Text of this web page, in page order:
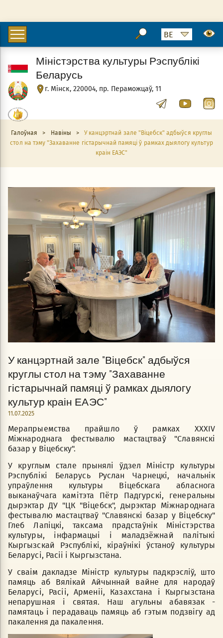
г. Мінск, 220004, пр. Пераможцаў, 11
Міністэрства культуры Рэспублікі
Беларусь
Галоўная > Навіны >
У канцэртнай зале "Віцебск" адбыўся круглы
стол на тэму "Захаванне гістарычнай памяці ў рамках дыялогу культур
краін ЕАЭС"
У канцэртнай зале "Віцебск" адбыўся
круглы стол на тэму "Захаванне
гістарычнай памяці ў рамках дыялогу
культур краін ЕАЭС"
11.07.2025
Мерапрыемства прайшло ў рамках XXXIV
Міжнароднага фестывалю мастацтваў "Славянскі
базар у Віцебску".
У круглым стале прынялі ўдзел Міністр культуры
Рэспублікі Беларусь Руслан Чарнецкі, начальнік
упраўлення культуры Віцебскага абласнога
выканаўчага камітэта Пётр Падгурскі, генеральны
дырэктар ДУ "ЦК "Віцебск", дырэктар Міжнароднага
фестывалю мастацтваў "Славянскі базар у Віцебску"
Глеб Лапіцкі, таксама прадстаўнік Міністэрства
культуры, інфармацыі і маладзёжнай палітыкі
Кыргызскай Рэспублікі, кіраўнікі ўстаноў культуры
Беларусі, Расіі і Кыргызстана.
У сваім дакладзе Міністр культуры падкрэсліў, што
памяць аб Вялікай Айчыннай вайне для народаў
Беларусі, Расіі, Арменіі, Казахстана і Кыргызстана
непарушная і святая. Наш агульны абавязак -
памятаць і перадаваць памяць аб гэтым подзвігу ад
пакалення да пакалення.